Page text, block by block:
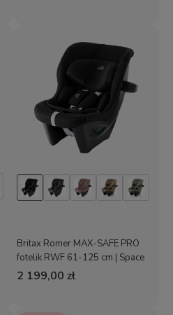
Britax Romer MAX-SAFE PRO
fotelik RWF 61-125 cm | Space
Black
2 199,00 zł